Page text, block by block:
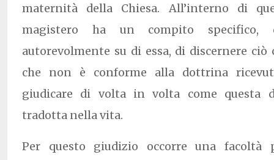
maternità della Chiesa. All’interno di
magistero ha un compito specifico,
autorevolmente su di essa, di discernere ciò
che non è conforme alla dottrina
giudicare di volta in volta come questa
tradotta nella vita.
Per questo giudizio occorre una facoltà